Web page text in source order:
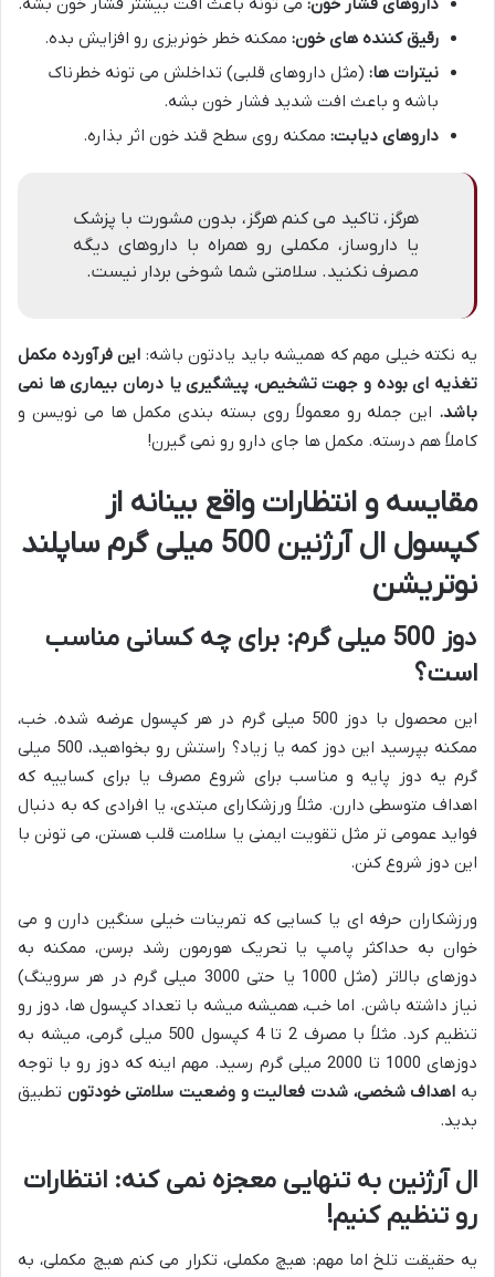
رقیق کننده های خون: ممکنه خطر خونریزی رو افزایش بده.
نیترات ها: (مثل داروهای قلبی) تداخلش می تونه خطرناک
باشه و باعث افت شدید فشار خون بشه.
داروهای دیابت: ممکنه روی سطح قند خون اثر بذاره.
هرگز، تاکید می کنم هرگز، بدون مشورت با پزشک
یا داروساز، مکملی رو همراه با داروهای دیگه
مصرف نکنید. سلامتی شما شوخی بردار نیست.
یه نکته خیلی مهم که همیشه باید یادتون باشه: این فرآورده مکمل
تغذیه ای بوده و جهت تشخیص، پیشگیری یا درمان بیماری ها نمی
باشد. این جمله رو معمولاً روی بسته بندی مکمل ها می نویسن و
کاملاً هم درسته. مکمل ها جای دارو رو نمی گیرن!
مقایسه و انتظارات واقع بینانه از
کپسول ال آرژنین 500 میلی گرم ساپلند
نوتریشن
دوز 500 میلی گرم: برای چه کسانی مناسب
است؟
این محصول با دوز 500 میلی گرم در هر کپسول عرضه شده. خب،
ممکنه بپرسید این دوز کمه یا زیاد؟ راستش رو بخواهید، 500 میلی
گرم یه دوز پایه و مناسب برای شروع مصرف یا برای کساییه که
اهداف متوسطی دارن. مثلاً ورزشکارای مبتدی، یا افرادی که به دنبال
فواید عمومی تر مثل تقویت ایمنی یا سلامت قلب هستن، می تونن با
این دوز شروع کنن.
ورزشکاران حرفه ای یا کسایی که تمرینات خیلی سنگین دارن و می
خوان به حداکثر پامپ یا تحریک هورمون رشد برسن، ممکنه به
دوزهای بالاتر (مثل 1000 یا حتی 3000 میلی گرم در هر سروینگ)
نیاز داشته باشن. اما خب، همیشه میشه با تعداد کپسول ها، دوز رو
تنظیم کرد. مثلاً با مصرف 2 تا 4 کپسول 500 میلی گرمی، میشه به
دوزهای 1000 تا 2000 میلی گرم رسید. مهم اینه که دوز رو با توجه
به اهداف شخصی، شدت فعالیت و وضعیت سلامتی خودتون تطبیق
بدید.
ال آرژنین به تنهایی معجزه نمی کنه: انتظارات
رو تنظیم کنیم!
یه حقیقت تلخ اما مهم: هیچ مکملی، تکرار می کنم هیچ مکملی، به